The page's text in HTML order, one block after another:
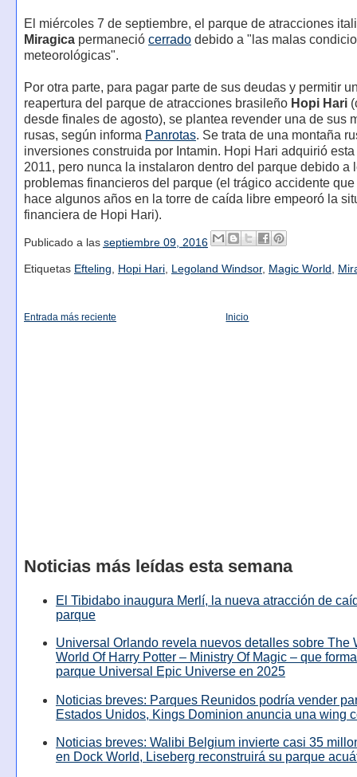
El miércoles 7 de septiembre, el parque de atracciones
Miragicapermaneció cerradodebido a "las malas
meteorológicas".
Por otra parte, para pagar parte de sus deudas y permitir
reapertura del parque de atracciones brasileño Hopi Hari
desde finales de agosto), se plantea revender una de sus
rusas, según informa Panrotas. Se trata de una montaña
inversiones construida por Intamin. Hopi Hari adquirió
2011, pero nunca la instalaron dentro del parque debido a
problemas financieros del parque (el trágico accidente
hace algunos años en la torre de caída libre empeoró la
financiera de Hopi Hari).
Publicado a las septiembre 09, 2016
Etiquetas Efteling Hopi Hari, Legoland Windsor, Magic World
Entrada más reciente Inicio
Noticias más leídas esta semana
El Tibidabo inaugura Merlí, la nueva atracción de
parque
Universal Orlando revela nuevos detalles sobre The
World Of Harry Potter – Ministry Of Magic – que
parque Universal Epic Universe en 2025
Noticias breves: Parques Reunidos podría vender
Estados Unidos, Kings Dominion anuncia una wing
Noticias breves: Walibi Belgium invierte casi 35
en Dock World, Liseberg reconstruirá su parque